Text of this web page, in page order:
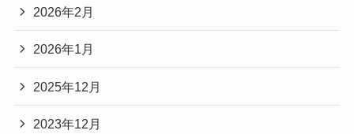
2026年2月
2026年1月
2025年12月
2023年12月